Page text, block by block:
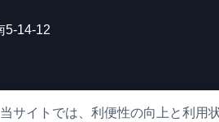
5-14-12
当サイトでは、利便性の向上と利用